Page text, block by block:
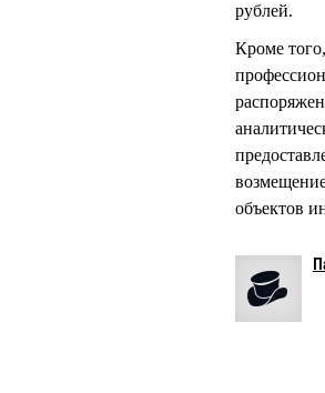
рублей.
Кроме
объектов